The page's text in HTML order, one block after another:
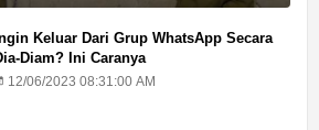
Keluar Dari Grup WhatsApp Secara
Diam? Ini Caranya
12/06/2023 08:31:00 AM